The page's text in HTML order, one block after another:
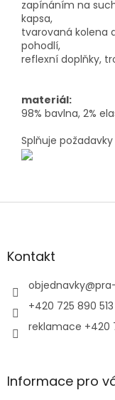
zapínáním na
kapsa,
tvarovaná kolena
pohodlí,
reflexní doplňky,
materiál:
98% bavlna, 2%
Splňuje
Z
aKontakt
objednavky@
+420 725 890 513
reklamace +420
Informace pro